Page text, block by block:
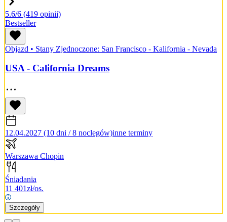
5.6/6 (419 opinii)
Bestseller
Objazd • Stany Zjednoczone: San Francisco - Kalifornia - Nevada
USA - California Dreams
12.04.2027 (10 dni / 8 noclegów)inne terminy
Warszawa Chopin
Śniadania
11 401zł/os.
Szczegóły